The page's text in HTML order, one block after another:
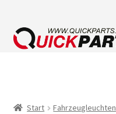
Start Fahrzeugleuchten